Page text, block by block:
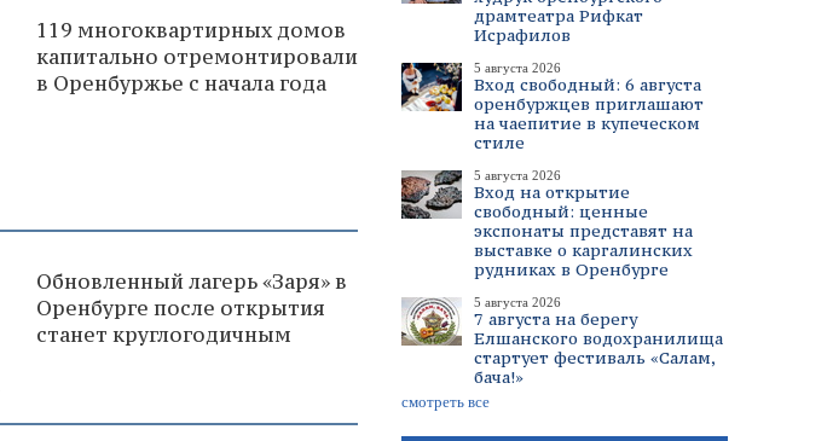
драмтеатра Рифкат
Исрафилов
5 августа 2026
Вход свободный: 6 августа
оренбуржцев приглашают
на чаепитие в купеческом
стиле
5 августа 2026
Вход на открытие
свободный: ценные
экспонаты представят на
выставке о каргалинских
рудниках в Оренбурге
5 августа 2026
7 августа на берегу
Елшанского водохранилища
стартует фестиваль «Салам,
бача!»
смотреть все
119 многоквартирных домов
капитально отремонтировали
в Оренбуржье с начала года
Обновленный лагерь «Заря» в
Оренбурге после открытия
станет круглогодичным